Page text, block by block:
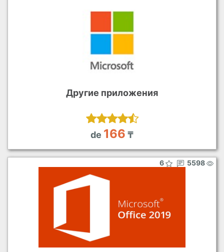
Другие приложения
de 166 ₸
6 5598